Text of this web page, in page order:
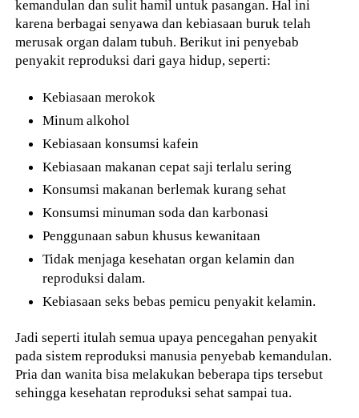
kemandulan dan sulit hamil untuk pasangan. Hal ini
karena berbagai senyawa dan kebiasaan buruk telah
merusak organ dalam tubuh. Berikut ini penyebab
penyakit reproduksi dari gaya hidup, seperti:
Kebiasaan merokok
Minum alkohol
Kebiasaan konsumsi kafein
Kebiasaan makanan cepat saji terlalu sering
Konsumsi makanan berlemak kurang sehat
Konsumsi minuman soda dan karbonasi
Penggunaan sabun khusus kewanitaan
Tidak menjaga kesehatan organ kelamin dan
reproduksi dalam.
Kebiasaan seks bebas pemicu penyakit kelamin.
Jadi seperti itulah semua upaya pencegahan penyakit
pada sistem reproduksi manusia penyebab kemandulan.
Pria dan wanita bisa melakukan beberapa tips tersebut
sehingga kesehatan reproduksi sehat sampai tua.